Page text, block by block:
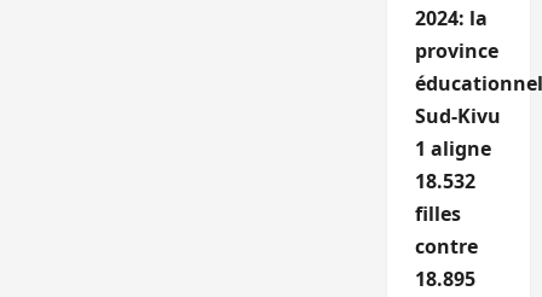
2024: la
province
Sud-Kivu
1 aligne
18.532
filles
contre
18.895